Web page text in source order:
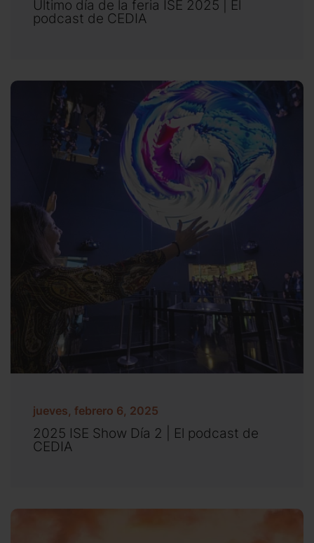
Último día de la feria ISE 2025 | El
podcast de CEDIA
jueves, febrero 6, 2025
2025 ISE Show Día 2 | El podcast de
CEDIA